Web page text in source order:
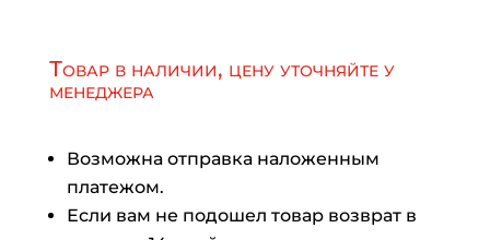
Товар в наличии, цену уточняйте у
менеджера
Возможна отправка наложенным
платежом.
Если вам не подошел товар возврат в